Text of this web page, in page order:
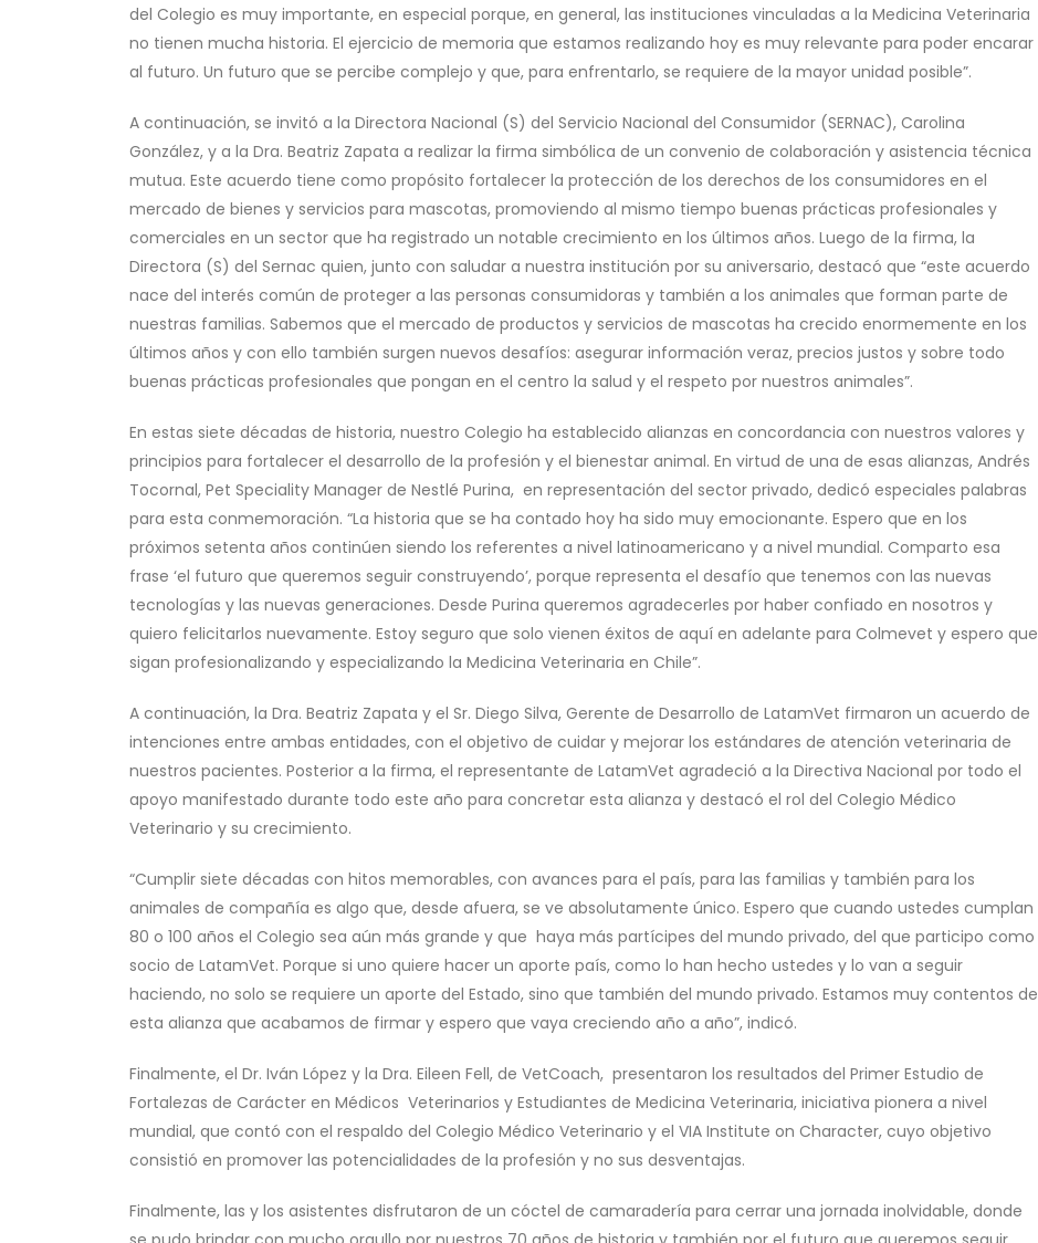
del Colegio es muy importante, en especial porque, en general, las instituciones vinculadas a la Medicina Veterinaria
no tienen mucha historia. El ejercicio de memoria que estamos realizando hoy es muy relevante para poder encarar
al futuro. Un futuro que se percibe complejo y que, para enfrentarlo, se requiere de la mayor unidad posible”.
A continuación, se invitó a la Directora Nacional (S) del Servicio Nacional del Consumidor (SERNAC), Carolina
González, y a la Dra. Beatriz Zapata a realizar la firma simbólica de un convenio de colaboración y asistencia técnica
mutua. Este acuerdo tiene como propósito fortalecer la protección de los derechos de los consumidores en el
mercado de bienes y servicios para mascotas, promoviendo al mismo tiempo buenas prácticas profesionales y
comerciales en un sector que ha registrado un notable crecimiento en los últimos años. Luego de la firma, la
Directora (S) del Sernac quien, junto con saludar a nuestra institución por su aniversario, destacó que “este acuerdo
nace del interés común de proteger a las personas consumidoras y también a los animales que forman parte de
nuestras familias. Sabemos que el mercado de productos y servicios de mascotas ha crecido enormemente en los
últimos años y con ello también surgen nuevos desafíos: asegurar información veraz, precios justos y sobre todo
buenas prácticas profesionales que pongan en el centro la salud y el respeto por nuestros animales”.
En estas siete décadas de historia, nuestro Colegio ha establecido alianzas en concordancia con nuestros valores y
principios para fortalecer el desarrollo de la profesión y el bienestar animal. En virtud de una de esas alianzas, Andrés
Tocornal, Pet Speciality Manager de Nestlé Purina, en representación del sector privado, dedicó especiales palabras
para esta conmemoración. “La historia que se ha contado hoy ha sido muy emocionante. Espero que en los
próximos setenta años continúen siendo los referentes a nivel latinoamericano y a nivel mundial. Comparto esa
frase ‘el futuro que queremos seguir construyendo’, porque representa el desafío que tenemos con las nuevas
tecnologías y las nuevas generaciones. Desde Purina queremos agradecerles por haber confiado en nosotros y
quiero felicitarlos nuevamente. Estoy seguro que solo vienen éxitos de aquí en adelante para Colmevet y espero que
sigan profesionalizando y especializando la Medicina Veterinaria en Chile”.
A continuación, la Dra. Beatriz Zapata y el Sr. Diego Silva, Gerente de Desarrollo de LatamVet firmaron un acuerdo de
intenciones entre ambas entidades, con el objetivo de cuidar y mejorar los estándares de atención veterinaria de
nuestros pacientes. Posterior a la firma, el representante de LatamVet agradeció a la Directiva Nacional por todo el
apoyo manifestado durante todo este año para concretar esta alianza y destacó el rol del Colegio Médico
Veterinario y su crecimiento.
“Cumplir siete décadas con hitos memorables, con avances para el país, para las familias y también para los
animales de compañía es algo que, desde afuera, se ve absolutamente único. Espero que cuando ustedes cumplan
80 o 100 años el Colegio sea aún más grande y que haya más partícipes del mundo privado, del que participo como
socio de LatamVet. Porque si uno quiere hacer un aporte país, como lo han hecho ustedes y lo van a seguir
haciendo, no solo se requiere un aporte del Estado, sino que también del mundo privado. Estamos muy contentos de
esta alianza que acabamos de firmar y espero que vaya creciendo año a año”, indicó.
Finalmente, el Dr. Iván López y la Dra. Eileen Fell, de VetCoach, presentaron los resultados del Primer Estudio de
Fortalezas de Carácter en Médicos Veterinarios y Estudiantes de Medicina Veterinaria, iniciativa pionera a nivel
mundial, que contó con el respaldo del Colegio Médico Veterinario y el VIA Institute on Character, cuyo objetivo
consistió en promover las potencialidades de la profesión y no sus desventajas.
Finalmente, las y los asistentes disfrutaron de un cóctel de camaradería para cerrar una jornada inolvidable, donde